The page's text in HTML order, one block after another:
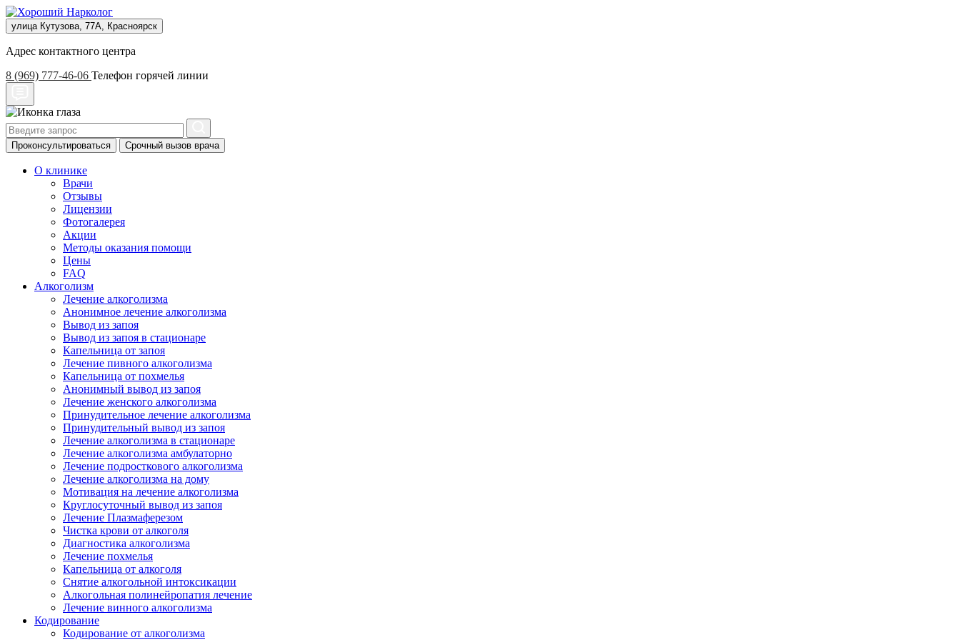
улица Кутузова, 77А, Красноярск
Адрес контактного центра
8 (969) 777-46-06 Телефон горячей линии
Проконсультироваться Срочный вызов врача
О клинике
Врачи
Отзывы
Лицензии
Фотогалерея
Акции
Методы оказания помощи
Цены
FAQ
Алкоголизм
Лечение алкоголизма
Анонимное лечение алкоголизма
Вывод из запоя
Вывод из запоя в стационаре
Капельница от запоя
Лечение пивного алкоголизма
Капельница от похмелья
Анонимный вывод из запоя
Лечение женского алкоголизма
Принудительное лечение алкоголизма
Принудительный вывод из запоя
Лечение алкоголизма в стационаре
Лечение алкоголизма амбулаторно
Лечение подросткового алкоголизма
Лечение алкоголизма на дому
Мотивация на лечение алкоголизма
Круглосуточный вывод из запоя
Лечение Плазмаферезом
Чистка крови от алкоголя
Диагностика алкоголизма
Лечение похмелья
Капельница от алкоголя
Снятие алкогольной интоксикации
Алкогольная полинейропатия лечение
Лечение винного алкоголизма
Кодирование
Кодирование от алкоголизма